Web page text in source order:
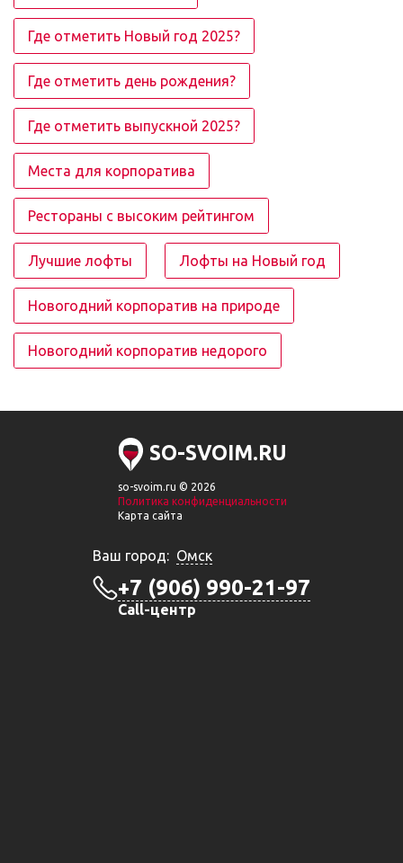
Где отметить Новый год 2025?
Где отметить день рождения?
Где отметить выпускной 2025?
Места для корпоратива
Рестораны с высоким рейтингом
Лучшие лофты Лофты на Новый год
Новогодний корпоратив на природе
Новогодний корпоратив недорого
SO-SVOIM.RU
so-svoim.ru © 2026
Политика конфиденциальности
Карта сайта
Ваш город: Омск
+7 (906) 990-21-97
Call-центр